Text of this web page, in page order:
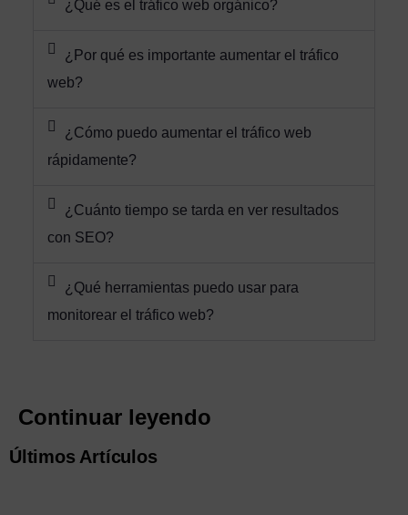
¿Qué es el tráfico web orgánico?
¿Por qué es importante aumentar el tráfico
web?
¿Cómo puedo aumentar el tráfico web
rápidamente?
¿Cuánto tiempo se tarda en ver resultados
con SEO?
¿Qué herramientas puedo usar para
monitorear el tráfico web?
Continuar leyendo
Últimos Artículos